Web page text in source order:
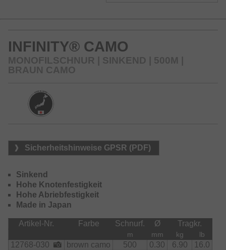
Das neue Material wurde über ein langen Zeitraum mit
unserer Zentrale in Tokio in Japan entwickelt und ist in
dieser Ausführung wirklich einzigartig. Im Gegensatz zu
Infinity Sinking jedoch weich und geschmeidig und bietet
ein gutes Dehnverhalten – ideal, um Aussteiger im Drill zu
verhindern und eine hohe Knotenfestigkeit bei Belastung
Erhältlich in zwei Camo-Farben.
INFINITY® CAMO
MONOFILSCHNUR | SINKEND | 500M |
BRAUN CAMO
Sicherheitshinweise GPSR (PDF)
Sinkend
Hohe Knotenfestigkeit
Hohe Abriebfestigkeit
Made in Japan
Artikel-Nr. Farbe Schnurf. Ø Tragkr.
m mm kg lb
12768-030 brown camo 500 0.30 6.90
16.0